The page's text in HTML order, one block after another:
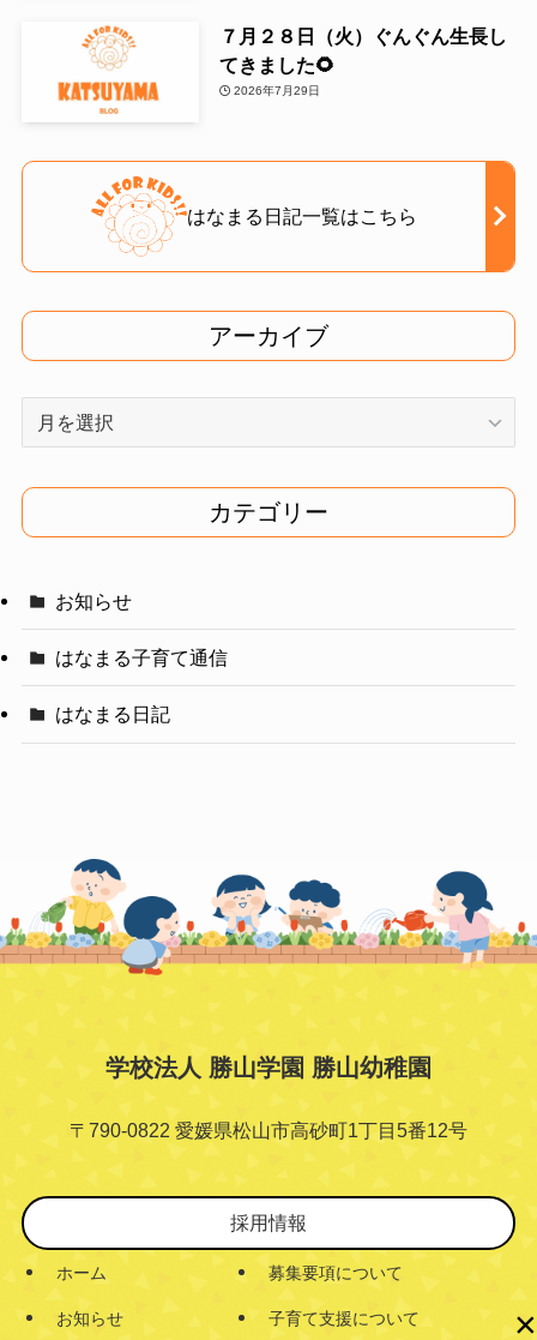
７月２８日（火）ぐんぐん生長し
てきました🌻
2026年7月29日
はなまる日記一覧はこちら
アーカイブ
イ
ブ
カテゴリー
お知らせ
はなまる子育て通信
はなまる日記
学校法人 勝山学園 勝山幼稚園
〒790-0822 愛媛県松山市高砂町1丁目5番12号
採用情報
ホーム
お知らせ
募集要項について
子育て支援について ×